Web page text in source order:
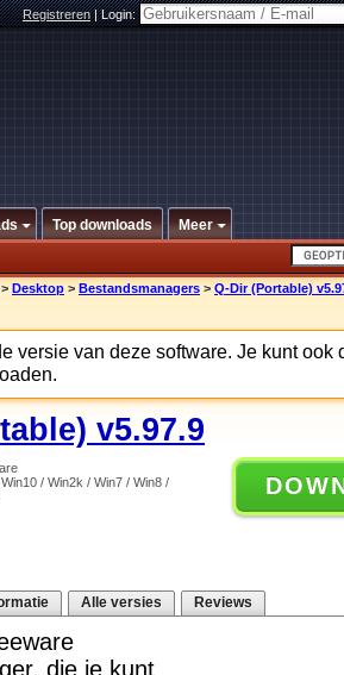
Registreren|Login:
Top downloads Meer
> Desktop > Bestandsmanagers > Q-Dir (Portable)
versie van deze software. Je kunt ook
v5.97.9
/ Win2k / Win7 / Win8 /
Alle versies Reviews
die je kunt